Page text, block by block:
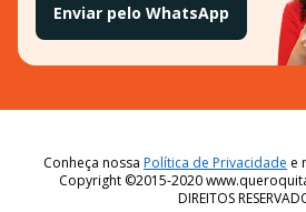
Enviar pelo WhatsApp
Conheça nossa Política de Privacidade e
Copyright ©2015-2020
DIREITOS